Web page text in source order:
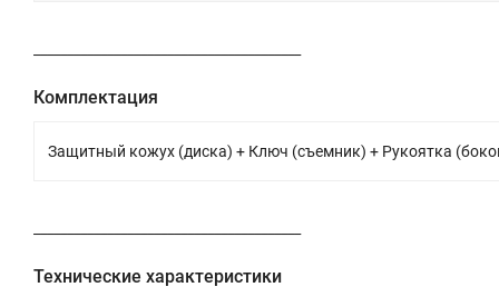
Комплектация
Защитный кожух (диска) + Ключ (съемник) + Рукоятка
Технические характеристики